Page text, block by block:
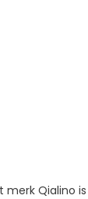
merk Qialino